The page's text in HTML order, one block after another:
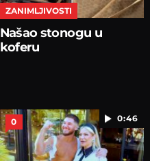
ZANIMLJIVOSTI
Našao stonogu u
koferu
0:46
0